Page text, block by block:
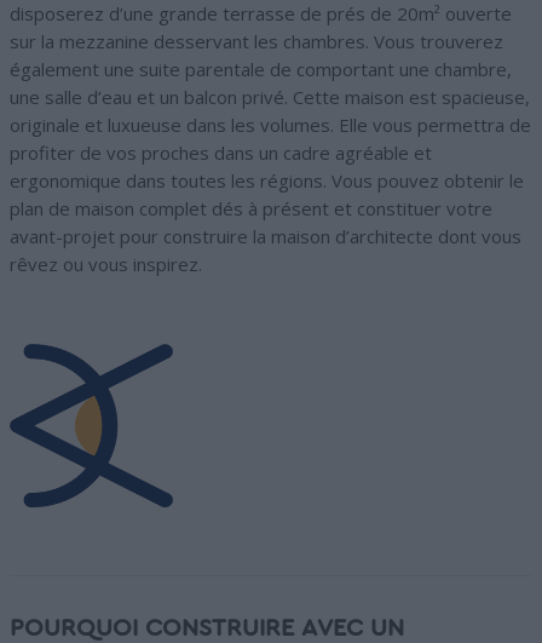
disposerez d’une grande terrasse de prés de 20m² ouverte
sur la mezzanine desservant les chambres. Vous trouverez
également une suite parentale de comportant une chambre,
une salle d’eau et un balcon privé. Cette maison est spacieuse,
originale et luxueuse dans les volumes. Elle vous permettra de
profiter de vos proches dans un cadre agréable et
ergonomique dans toutes les régions. Vous pouvez obtenir le
plan de maison complet dés à présent et constituer votre
avant-projet pour construire la maison d’architecte dont vous
rêvez ou vous inspirez.
POURQUOI CONSTRUIRE AVEC UN